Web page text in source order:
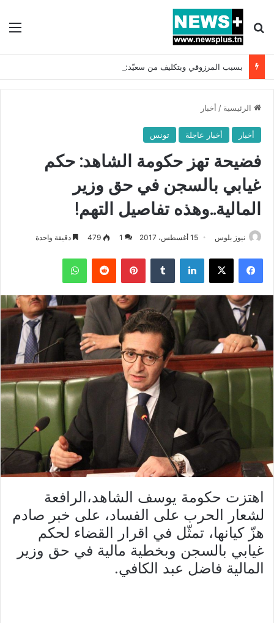
بحث عن
الرئيسية / أخبار
أخبار أخبار عاجلة تونس
فضيحة تهز حكومة الشاهد: حكم
غيابي بالسجن في حق وزير
المالية..وهذه تفاصيل التهم!
نيوز بلوس 15 أغسطس، 2017 1
479 دقيقة واحدة
فيسبوك X لينكدإن بينتيريست واتساب
اهتزت حكومة يوسف الشاهد،الرافعة
لشعار الحرب على الفساد، على خبر صادم
هزّ كيانها، تمثّل في اقرار القضاء لحكم
غيابي بالسجن وبخطية مالية في حق وزير
المالية فاضل عبد الكافي.